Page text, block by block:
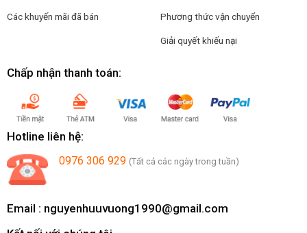
Các khuyến mãi đã bán Phương thức vận chuyển
Giải quyết khiếu nại
Chấp nhận thanh toán:
Hotline liên hệ:
0976 306 929 (Tất cả các ngày trong tuần)
Email : nguyenhuuvuong1990@gmail.com